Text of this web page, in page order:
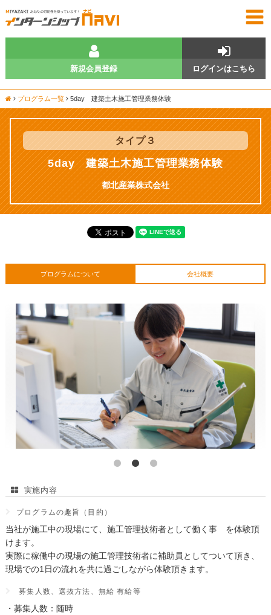
ログインはこちら
新規会員登録
プログラム一覧 5day 建築土木施工管理業務体験
タイプ３
5day 建築土木施工管理業務体験
都北産業株式会社
プログラムについて 会社概要
実施内容
プログラムの趣旨（目的）
当社が施工中の現場にて、施工管理技術者として働く事 を体験頂
けます。
実際に稼働中の現場の施工管理技術者に補助員としてついて頂き、
現場での1日の流れを共に過ごしながら体験頂きます。
募集人数、選抜方法、無給 有給等
・募集人数：随時